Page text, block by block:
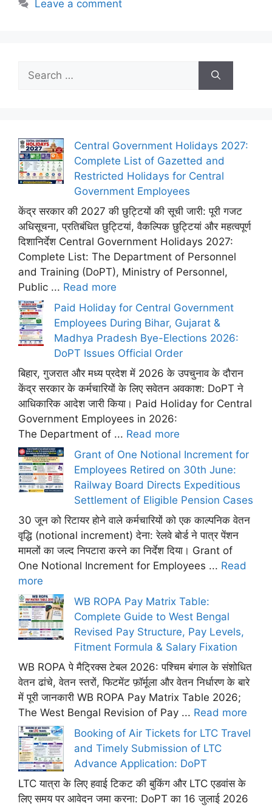
Leave a comment
for:
Central Government Holidays 2027:
Complete List of Gazetted and
Restricted Holidays for Central
Government Employees
केंद्र सरकार की 2027 की छुट्टियों की सूची जारी: पूरी गजट
अधिसूचना, प्रतिबंधित छुट्टियां, वैकल्पिक छुट्टियां और महत्वपूर्ण
दिशानिर्देश Central Government Holidays 2027:
Complete List: The Department of Personnel
and Training (DoPT), Ministry of Personnel,
Public ... Read more
Paid Holiday for Central Government
Employees During Bihar, Gujarat &
Madhya Pradesh Bye-Elections 2026:
DoPT Issues Official Order
बिहार, गुजरात और मध्य प्रदेश में 2026 के उपचुनाव के दौरान
केंद्र सरकार के कर्मचारियों के लिए सवेतन अवकाश: DoPT ने
आधिकारिक आदेश जारी किया। Paid Holiday for Central
Government Employees in 2026:
The Department of ... Read more
Grant of One Notional Increment for
Employees Retired on 30th June:
Railway Board Directs Expeditious
Settlement of Eligible Pension Cases
30 जून को रिटायर होने वाले कर्मचारियों को एक काल्पनिक वेतन
वृद्धि (notional increment) देना: रेलवे बोर्ड ने पात्र पेंशन
मामलों का जल्द निपटारा करने का निर्देश दिया। Grant of
One Notional Increment for Employees ... Read
more
WB ROPA Pay Matrix Table:
Complete Guide to West Bengal
Revised Pay Structure, Pay Levels,
Fitment Formula & Salary Fixation
WB ROPA पे मैट्रिक्स टेबल 2026: पश्चिम बंगाल के संशोधित
वेतन ढांचे, वेतन स्तरों, फिटमेंट फ़ॉर्मूला और वेतन निर्धारण के बारे
में पूरी जानकारी WB ROPA Pay Matrix Table 2026;
The West Bengal Revision of Pay ... Read more
Booking of Air Tickets for LTC Travel
and Timely Submission of LTC
Advance Application: DoPT
LTC यात्रा के लिए हवाई टिकट की बुकिंग और LTC एडवांस के
लिए समय पर आवेदन जमा करना: DoPT का 16 जुलाई 2026